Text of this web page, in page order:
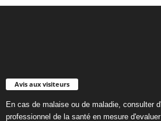
Avis aux visiteurs
En cas de malaise ou de maladie, consulter
professionnel de la santé en mesure